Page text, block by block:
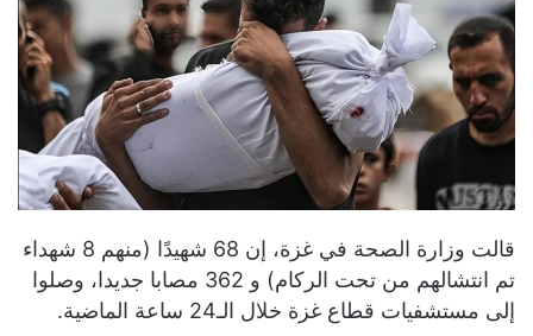
قالت وزارة الصحة في غزة، إن 68 شهيدًا (منهم 8 شهداء
تم انتشالهم من تحت الركام) و 362 مصابا جديدا، وصلوا
إلى مستشفيات قطاع غزة خلال الـ24 ساعة الماضية.